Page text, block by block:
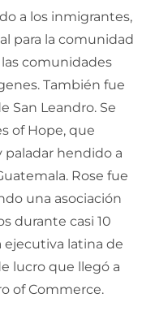
a los inmigrantes,
para la comunidad
comunidades
También fue
San Leandro. Se
of Hope, que
paladar hendido a
Rose fue
una asociación
durante casi 10
ejecutiva latina de
lucro que llegó a
of Commerce.